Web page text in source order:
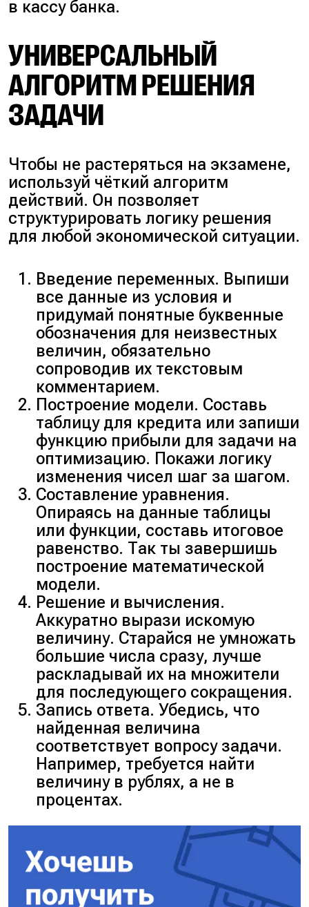
в кассу банка.
УНИВЕРСАЛЬНЫЙ
АЛГОРИТМ РЕШЕНИЯ
ЗАДАЧИ
Чтобы не растеряться на экзамене,
используй чёткий алгоритм
действий. Он позволяет
структурировать логику решения
для любой экономической ситуации.
Введение переменных. Выпиши
все данные из условия и
придумай понятные буквенные
обозначения для неизвестных
величин, обязательно
сопроводив их текстовым
комментарием.
Построение модели. Составь
таблицу для кредита или запиши
функцию прибыли для задачи на
оптимизацию. Покажи логику
изменения чисел шаг за шагом.
Составление уравнения.
Опираясь на данные таблицы
или функции, составь итоговое
равенство. Так ты завершишь
построение математической
модели.
Решение и вычисления.
Аккуратно вырази искомую
величину. Старайся не умножать
большие числа сразу, лучше
раскладывай их на множители
для последующего сокращения.
Запись ответа. Убедись, что
найденная величина
соответствует вопросу задачи.
Например, требуется найти
величину в рублях, а не в
процентах.